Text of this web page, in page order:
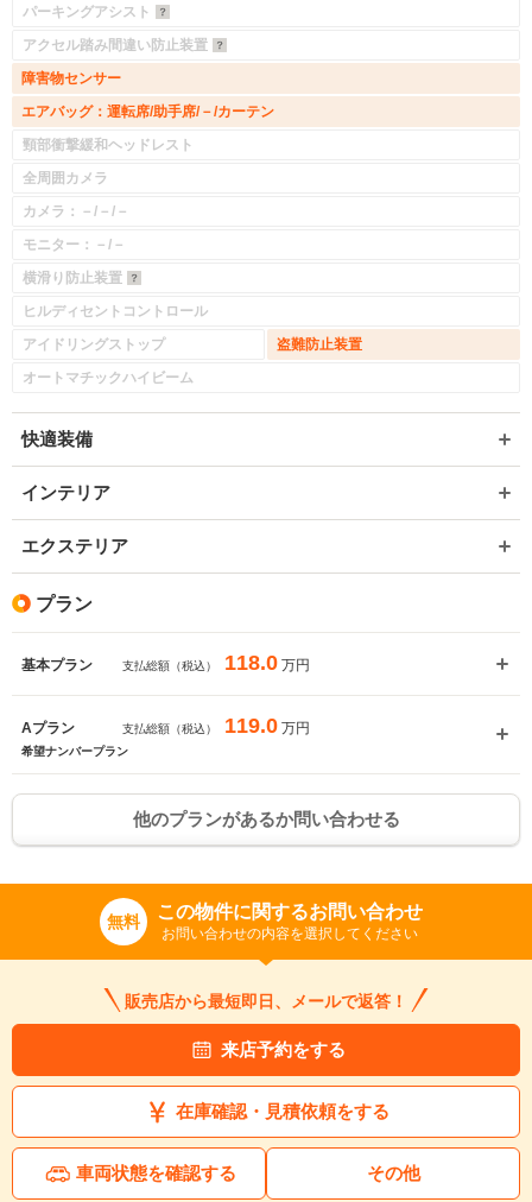
パーキングアシスト
アクセル踏み間違い防止装置
障害物センサー
エアバッグ：運転席/助手席/－/カーテン
頸部衝撃緩和ヘッドレスト
全周囲カメラ
カメラ：－/－/－
モニター：－/－
横滑り防止装置
ヒルディセントコントロール
アイドリングストップ
盗難防止装置
オートマチックハイビーム
快適装備
インテリア
エクステリア
プラン
基本プラン 支払総額（税込） 118.0 万円
Aプラン 支払総額（税込） 119.0 万円
希望ナンバープラン
他のプランがあるか問い合わせる
無料 この物件に関するお問い合わせ
お問い合わせの内容を選択してください
販売店から最短即日、メールで返答！
来店予約をする
在庫確認・見積依頼をする
車両状態を確認する その他
入力途中の情報を保存しますか？
※次回問い合わせをする際に自動入力されます
※保存された情報は90